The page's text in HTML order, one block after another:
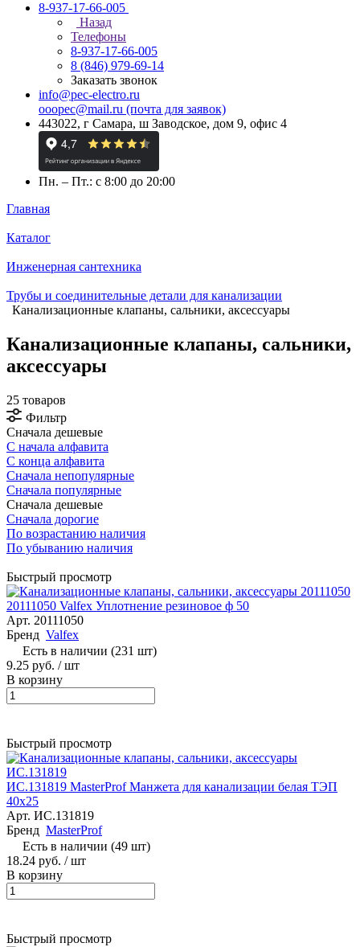
8-937-17-66-005
Назад
Телефоны
8-937-17-66-005
8 (846) 979-69-14
Заказать звонок
info@pec-electro.ru
ooopec@mail.ru (почта для заявок)
443022, г Самара, ш Заводское, дом 9, офис 4
Пн. – Пт.: с 8:00 до 20:00
Главная
Каталог
Инженерная сантехника
Трубы и соединительные детали для канализации
Канализационные клапаны, сальники, аксессуары
Канализационные клапаны, сальники,
аксессуары
25 товаров
Фильтр
Сначала дешевые
С начала алфавита
С конца алфавита
Сначала непопулярные
Сначала популярные
Сначала дешевые
Сначала дорогие
По возрастанию наличия
По убыванию наличия
Быстрый просмотр
20111050 Valfex Уплотнение резиновое ф 50
Арт. 20111050
Бренд Valfex
Есть в наличии (231 шт)
9.25 руб. / шт
В корзину
Быстрый просмотр
ИС.131819 MasterProf Манжета для канализации белая ТЭП
40х25
Арт. ИС.131819
Бренд MasterProf
Есть в наличии (49 шт)
18.24 руб. / шт
В корзину
Быстрый просмотр